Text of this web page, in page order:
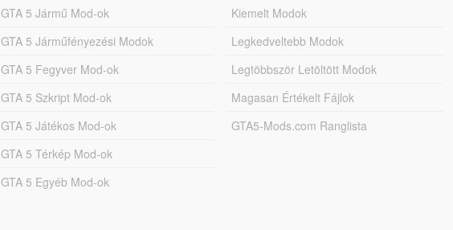
GTA 5 Jármű Mod-ok
GTA 5 Járműfényezési Modok
GTA 5 Fegyver Mod-ok
GTA 5 Szkript Mod-ok
GTA 5 Játékos Mod-ok
GTA 5 Térkép Mod-ok
GTA 5 Egyéb Mod-ok
Kiemelt Modok
Legkedveltebb Modok
Legtöbbször Letöltött Modok
Magasan Értékelt Fájlok
GTA5-Mods.com Ranglista